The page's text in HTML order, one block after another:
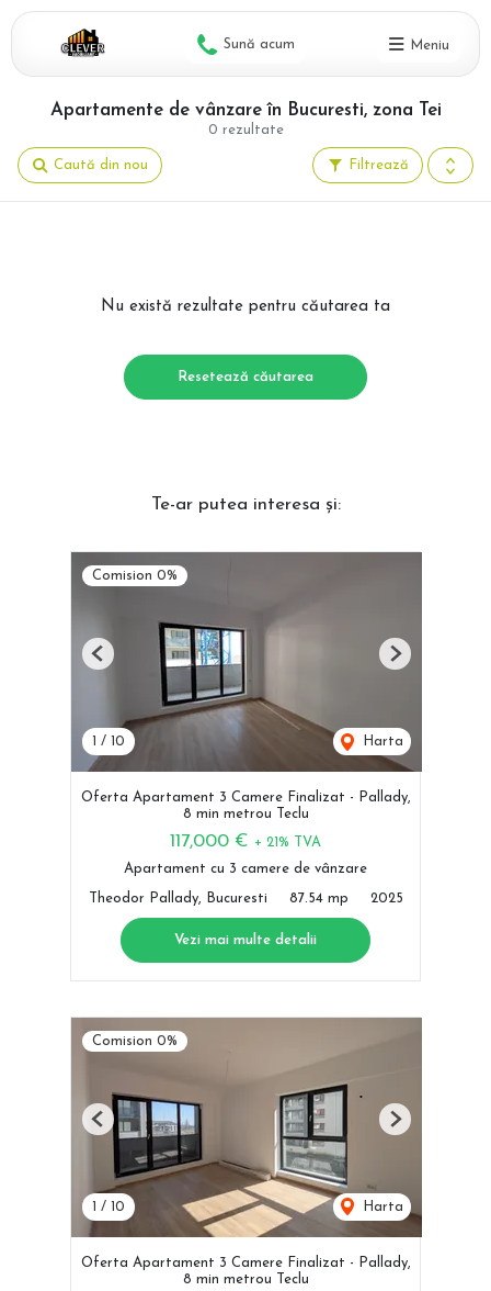
Sună acum Meniu
0 rezultate
Apartamente de vânzare în Bucuresti, zona Tei
Filtrează
Caută din nou
Nu există rezultate pentru căutarea ta
Resetează căutarea
Te-ar putea interesa și:
Comision 0%
1 / 10 Harta
Previous Next
Oferta Apartament 3 Camere Finalizat - Pallady,
8 min metrou Teclu
117,000 € + 21% TVA
Apartament cu 3 camere de vânzare
Theodor Pallady, Bucuresti 87.54 mp 2025
Vezi mai multe detalii
Comision 0%
1 / 10 Harta
Previous Next
Oferta Apartament 3 Camere Finalizat - Pallady,
8 min metrou Teclu